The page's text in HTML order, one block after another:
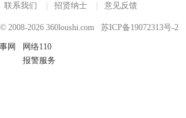
联系我们 招贤纳士 意见反馈
2008-2026 360loushi.com
苏ICP备19072313号-2
网络110
报警服务